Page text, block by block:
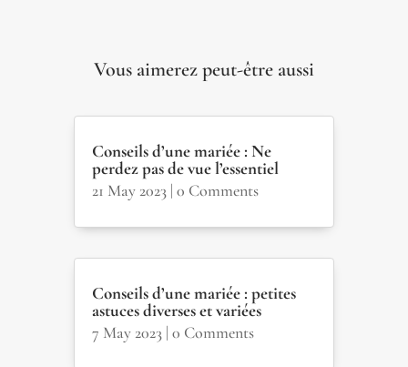
Vous aimerez peut-être aussi
Conseils d’une mariée : Ne
perdez pas de vue l’essentiel
21 May 2023| 0 Comments
Conseils d’une mariée : petites
astuces diverses et variées
7 May 2023| 0 Comments